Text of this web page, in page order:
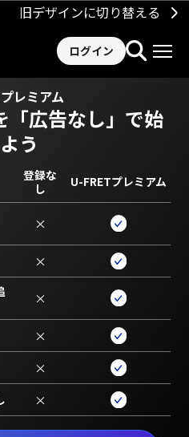
旧デザインに切り替える
ログイン
レミアム
「広告なし」で始
う
登録な
し
U-FRETプレミアム
×
×
×
×
×
×